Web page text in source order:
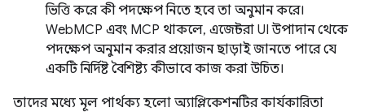
ভিত্তি করে কী পদক্ষেপ নিতে হবে তা অনুমান করে।
WebMCP এবং MCP থাকলে, এজেন্টরা UI উপাদান থেকে
পদক্ষেপ অনুমান করার প্রয়োজন ছাড়াই জানতে পারে যে
একটি নির্দিষ্ট বৈশিষ্ট্য কীভাবে কাজ করা উচিত।
তাদের মধ্যে মূল পার্থক্য হলো অ্যাপ্লিকেশনটির কার্যকারিতা